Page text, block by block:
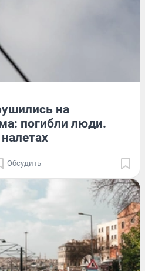
на
погибли люди.
Обсудить